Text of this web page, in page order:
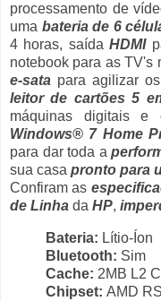
processamento de
uma bateria de 6
4 horas, saídaHDMI
notebook para as TV's
e-sata para agilizar
leitor de cartões 5
máquinas digitais
Windows® 7 Home
para dar toda a
sua casa pronto para
Confiram as
de Linha da HP,
Bateria: Lítio-Íon
Bluetooth: Sim
Cache: 2MB L2
Chipset: AMD